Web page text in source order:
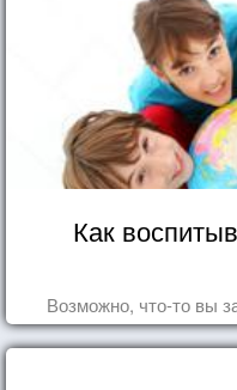
Как
Возможно, что-то вы